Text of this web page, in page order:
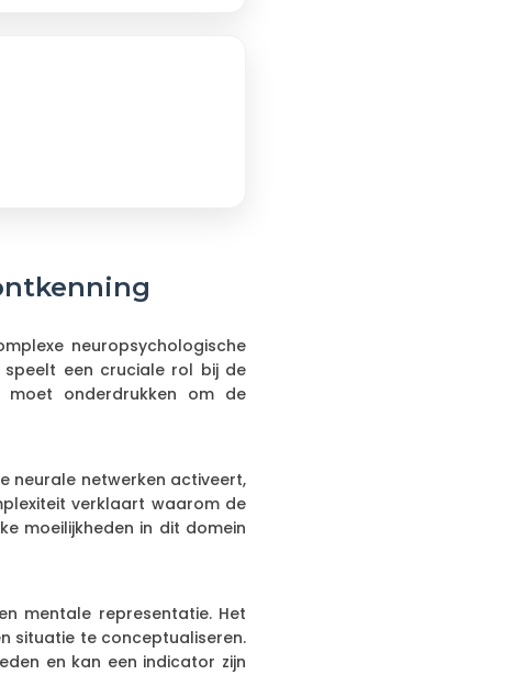
neuropsychologische
speelt een cruciale rol bij de
moet onderdrukken om de
neurale netwerken activeert,
verklaart waarom de
moeilijkheden in dit domein
mentale representatie. Het
situatie te conceptualiseren.
en kan een indicator zijn